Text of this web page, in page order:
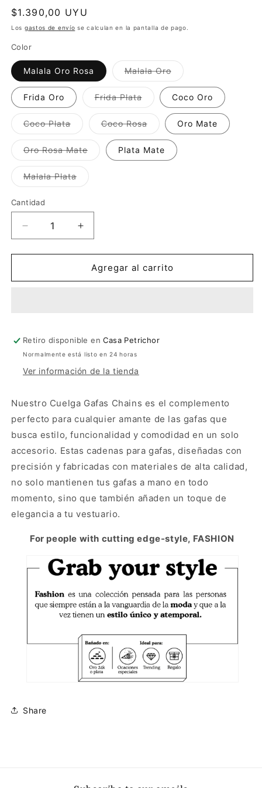
Precio
habitual
$1.390,00 UYU
Los gastos de envío se calculan en la pantalla de pago.
Color
Malala Oro Rosa Malala OroVariante
agotada
o
no
disponible
Frida Oro Frida PlataVariante
agotada
o
no
disponible
Coco Oro
Coco PlataVariante
agotada
o
no
disponible
Coco RosaVariante
agotada
o
no
disponible
Oro Mate
Oro Rosa MateVariante
agotada
no
disponible
Plata Mate
Malala PlataVariante
agotada
Cantidad
Reducir
cantidad
para
Lentes
Aumentar
cantidad
para
Cuelga
Lentes
Agregar al carrito
Retiro disponible enCasa Petrichor
Normalmente está listo en 24 horas
Ver información de la tienda
Nuestro Cuelga Gafas Chains es el complemento
perfecto para cualquier amante de las gafas que
busca estilo, funcionalidad y comodidad en un solo
accesorio. Estas cadenas para gafas, diseñadas con
precisión y fabricadas con materiales de alta calidad,
no solo mantienen tus gafas a mano en todo
momento, sino que también añaden un toque de
elegancia a tu vestuario.
For people with cutting edge-style, FASHION
Share